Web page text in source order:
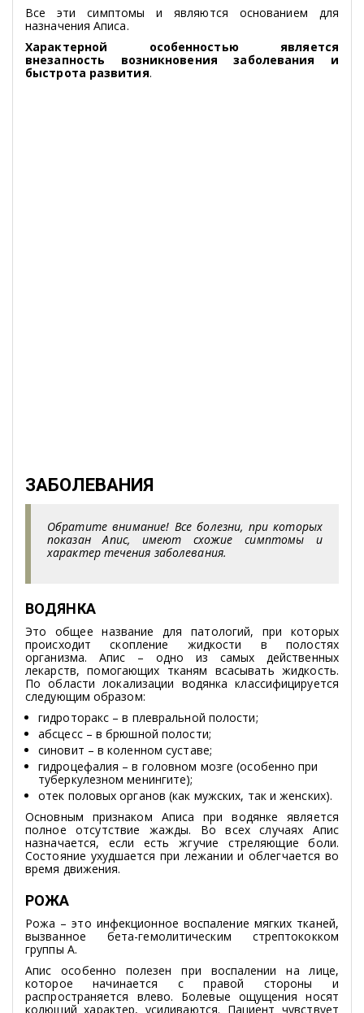
Все эти симптомы и являются основанием для
назначения Аписа.
Характерной особенностью является
внезапность возникновения заболевания и
быстрота развития.
ЗАБОЛЕВАНИЯ
Обратите внимание! Все болезни, при которых
показан Апис, имеют схожие симптомы и
характер течения заболевания.
ВОДЯНКА
Это общее название для патологий, при которых
происходит скопление жидкости в полостях
организма. Апис – одно из самых действенных
лекарств, помогающих тканям всасывать жидкость.
По области локализации водянка классифицируется
следующим образом:
гидроторакс – в плевральной полости;
абсцесс – в брюшной полости;
синовит – в коленном суставе;
гидроцефалия – в головном мозге (особенно при
туберкулезном менингите);
отек половых органов (как мужских, так и женских).
Основным признаком Аписа при водянке является
полное отсутствие жажды. Во всех случаях Апис
назначается, если есть жгучие стреляющие боли.
Состояние ухудшается при лежании и облегчается во
время движения.
РОЖА
Рожа – это инфекционное воспаление мягких тканей,
вызванное бета-гемолитическим стрептококком
группы A.
Апис особенно полезен при воспалении на лице,
которое начинается с правой стороны и
распространяется влево. Болевые ощущения носят
колющий характер, усиливаются. Пациент чувствует